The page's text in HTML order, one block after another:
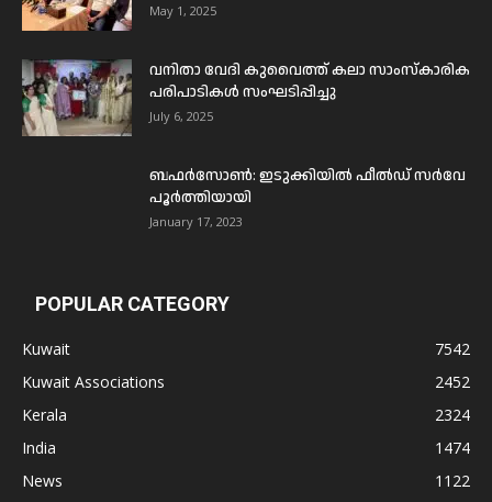
May 1, 2025
വനിതാ വേദി കുവൈത്ത് കലാ സാംസ്കാരിക
പരിപാടികൾ സംഘടിപ്പിച്ചു
July 6, 2025
ബഫര്‍സോണ്‍: ഇടുക്കിയില്‍ ഫീല്‍ഡ് സര്‍വേ
പൂര്‍ത്തിയായി
January 17, 2023
POPULAR CATEGORY
Kuwait
7542
Kuwait Associations
2452
Kerala
2324
India
1474
News
1122